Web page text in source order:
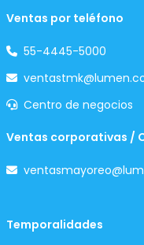
Ventas por teléfono
55-4445-5000
Centro de negocios
Ventas corporativas /
Temporalidades